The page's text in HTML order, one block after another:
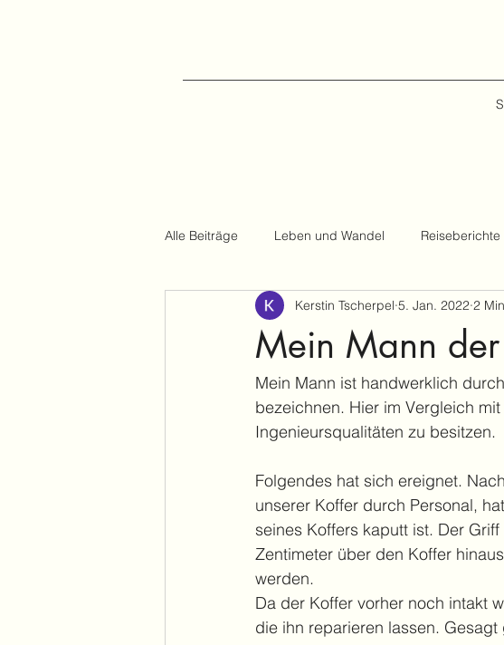
Alle Beiträge Leben und Wandel Reiseberichte
Reiseberichte
Mein Mann
Kerstin Tscherpel 5. Jan. 2022 2
Mein Mann ist handwerklich
bezeichnen. Hier im Vergleich
Ingenieursqualitäten zu besitzen.
Folgendes hat sich ereignet.
unserer Koffer durch Personal,
seines Koffers kaputt ist. Der
Zentimeter über den Koffer
werden.
Da der Koffer vorher noch intakt
die ihn reparieren lassen. Gesagt